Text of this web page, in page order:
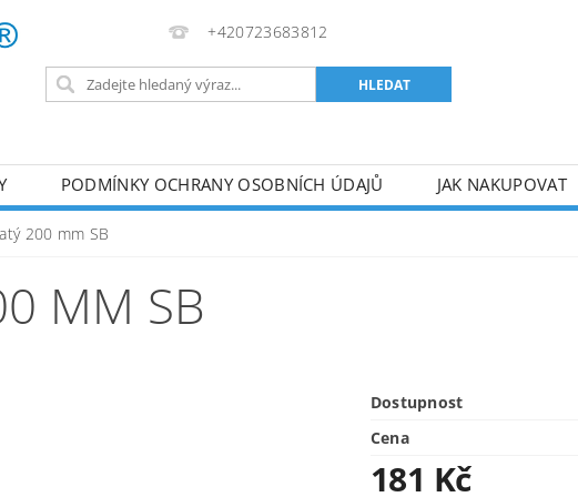
+420723683812
PODMÍNKY OCHRANY OSOBNÍCH ÚDAJŮ JAK NAKUPOVAT
AKUMULÁTOROVÉ NÁŘADÍ
RUČNÍ NÁŘADÍ
200 mm SB
MM SB
Dostupnost
Cena
181 Kč